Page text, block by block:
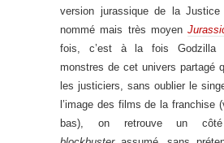
version jurassique de la
nommé mais très moyen
fois, c’est à la fois Godzilla
monstres de cet univers partagé
les justiciers, sans oublier le
l’image des films de la franchise
bas), on retrouve un côté